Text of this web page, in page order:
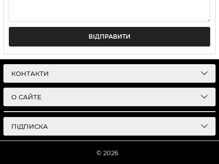
ВІДПРАВИТИ
КОНТАКТИ
О САЙТЕ
ПІДПИСКА
© 2026